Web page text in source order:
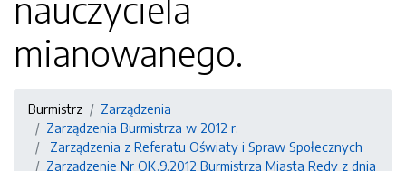
nauczyciela
mianowanego.
Burmistrz
Zarządzenia
Zarządzenia Burmistrza w 2012 r.
Zarządzenia z Referatu Oświaty i Spraw Społecznych
Zarządzenie Nr OK.9.2012 Burmistrza Miasta Redy z dnia